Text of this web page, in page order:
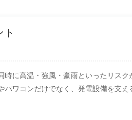
に高温・強風・豪雨といったリスク
パワコンだけでなく、発電設備を支え